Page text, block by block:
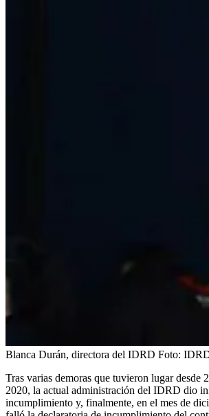
Blanca Durán, directora del IDRD Foto:
Tras varias demoras que tuvieron lugar desde
2020, la actual administración del IDRD dio
incumplimiento y, finalmente, en el mes de